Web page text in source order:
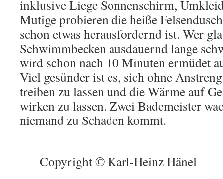
inklusive Liege Sonnenschirm,
Mutige probieren die heiße
schon etwas herausfordernd ist. Wer
Schwimmbecken ausdauernd lange
wird schon nach 10 Minuten ermüdet
Viel gesünder ist es, sich ohne
treiben zu lassen und die Wärme auf
wirken zu lassen. Zwei Bademeister
niemand zu Schaden kommt.
Copyright © Karl-Heinz Hänel